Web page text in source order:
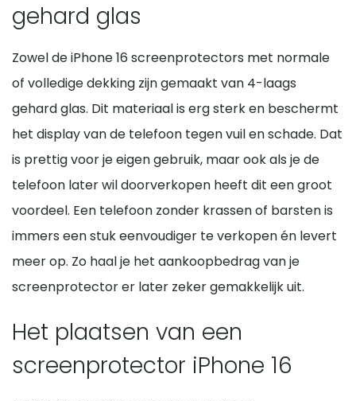
gehard glas
Zowel de iPhone 16 screenprotectors met normale
of volledige dekking zijn gemaakt van 4-laags
gehard glas. Dit materiaal is erg sterk en beschermt
het display van de telefoon tegen vuil en schade. Dat
is prettig voor je eigen gebruik, maar ook als je de
telefoon later wil doorverkopen heeft dit een groot
voordeel. Een telefoon zonder krassen of barsten is
immers een stuk eenvoudiger te verkopen én levert
meer op. Zo haal je het aankoopbedrag van je
screenprotector er later zeker gemakkelijk uit.
Het plaatsen van een
screenprotector iPhone 16